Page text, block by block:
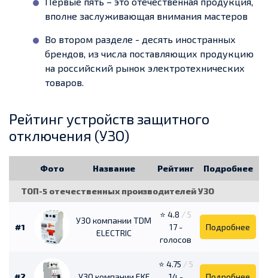
вполне заслуживающая внимания мастеров
Во втором разделе - десять иностранных
брендов, из числа поставляющих продукцию
на российский рынок электротехнических
товаров.
Рейтинг устройств защитного
отключения (УЗО)
Фото Название Рейтинг Подробнее
ТОП-5 отечественных производителей УЗО
#1
УЗО компании TDM
ELECTRIC
⭐ 4.8 / 5
17 -
голосов
Подробнее
⭐ 4.75 / 5